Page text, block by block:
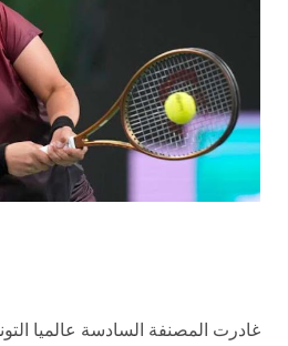
غادرت المصنفة السادسة عالميا